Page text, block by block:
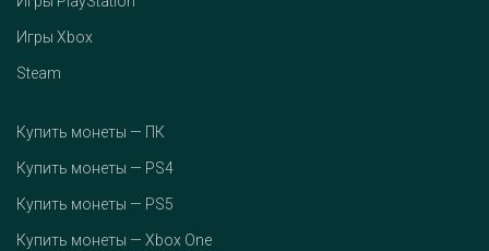
Игры Xbox
Steam
Купить монеты — ПК
Купить монеты — PS4
Купить монеты — PS5
Купить монеты — Xbox One